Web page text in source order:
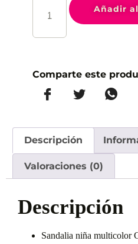
Añadir
Comparte este
Descripción
Valoraciones (0)
Descripción
Sandalia niña multicolor